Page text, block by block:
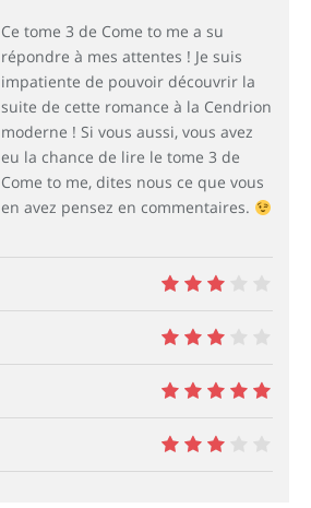
Ce tome 3 de Come to me a su
répondre à mes attentes ! Je suis
impatiente de pouvoir découvrir la
suite de cette romance à la Cendrion
moderne ! Si vous aussi, vous avez
eu la chance de lire le tome 3 de
Come to me, dites nous ce que vous
en avez pensez en commentaires.